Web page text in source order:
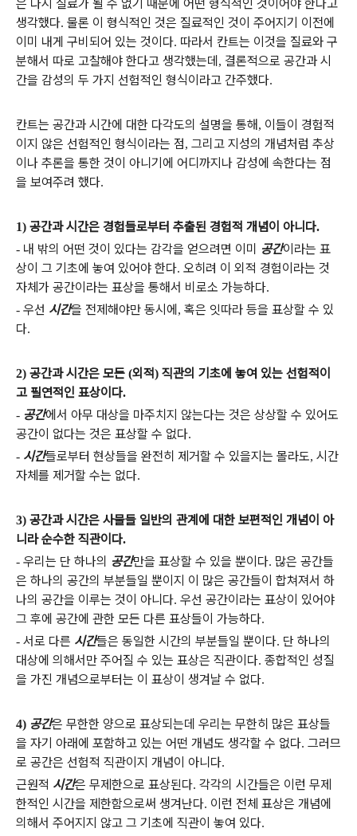
은 다시 질료가 될 수 없기 때문에 어떤 형식적인 것이어야 한다고
생각했다. 물론 이 형식적인 것은 질료적인 것이 주어지기 이전에
이미 내게 구비되어 있는 것이다. 따라서 칸트는 이것을 질료와 구
분해서 따로 고찰해야 한다고 생각했는데 , 결론적으로 공간과 시
간을 감성의 두 가지 선험적인 형식이라고 간주했다.
칸트는 공간과 시간에 대한 다각도의 설명을 통해 , 이들이 경험적
이지 않은 선험적인 형식이라는 점, 그리고 지성의 개념처럼 추상
이나 추론을 통한 것이 아니기에 어디까지나 감성에 속한다는 점
을 보여주려 했다.
1) 공간과 시간은 경험들로부터 추출된 경험적 개념이 아니다.
- 내 밖의 어떤 것이 있다는 감각을 얻으려면 이미 공간이라는 표
상이 그 기초에 놓여 있어야 한다. 오히려 이 외적 경험이라는 것
자체가 공간이라는 표상을 통해서 비로소 가능하다.
- 우선 시간을 전제해야만 동시에 , 혹은 잇따라 등을 표상할 수 있
다.
2) 공간과 시간은 모든 (외적) 직관의 기초에 놓여 있는 선험적이
고 필연적인 표상이다.
- 공간에서 아무 대상을 마주치지 않는다는 것은 상상할 수 있어도
공간이 없다는 것은 표상할 수 없다.
- 시간들로부터 현상들을 완전히 제거할 수 있을지는 몰라도, 시간
자체를 제거할 수는 없다.
3) 공간과 시간은 사물들 일반의 관계에 대한 보편적인 개념이 아
니라 순수한 직관이다.
- 우리는 단 하나의 공간만을 표상할 수 있을 뿐이다. 많은 공간들
은 하나의 공간의 부분들일 뿐이지 이 많은 공간들이 합쳐져서 하
나의 공간을 이루는 것이 아니다. 우선 공간이라는 표상이 있어야
그 후에 공간에 관한 모든 다른 표상들이 가능하다.
- 서로 다른 시간들은 동일한 시간의 부분들일 뿐이다. 단 하나의
대상에 의해서만 주어질 수 있는 표상은 직관이다. 종합적인 성질
을 가진 개념으로부터는 이 표상이 생겨날 수 없다.
4) 공간은 무한한 양으로 표상되는데 우리는 무한히 많은 표상들
을 자기 아래에 포함하고 있는 어떤 개념도 생각할 수 없다. 그러므
로 공간은 선험적 직관이지 개념이 아니다.
근원적 시간은 무제한으로 표상된다. 각각의 시간들은 이런 무제
한적인 시간을 제한함으로써 생겨난다. 이런 전체 표상은 개념에
의해서 주어지지 않고 그 기초에 직관이 놓여 있다.